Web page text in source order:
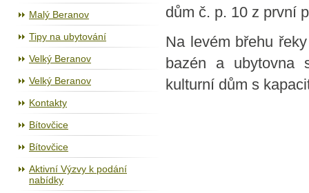
Malý Beranov
Tipy na ubytování
Velký Beranov
Velký Beranov
Kontakty
Bítovčice
Bítovčice
Aktivní Výzvy k podání
nabídky
dům č. p. 10 z první
Na levém břehu
bazén a ubytovna
kulturní dům s